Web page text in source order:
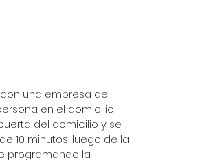
con una empresa de
en el domicilio,
del domicilio y se
10 minutos, luego de la
programando la